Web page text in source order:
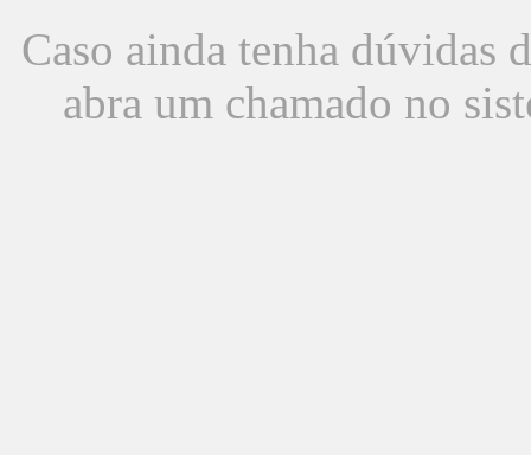
Caso ainda tenha dúvidas
abra um chamado no